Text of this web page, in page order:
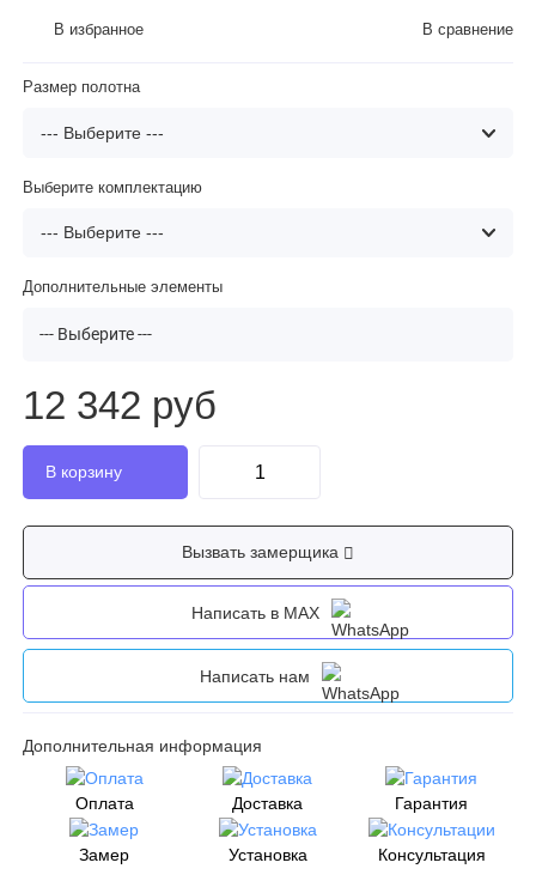
В избранное В сравнение
Размер полотна
Выберите комплектацию
Дополнительные элементы
--- Выберите ---
12 342 руб
Вызвать замерщика
Написать в MAX
Написать нам
Дополнительная информация
Оплата Доставка Гарантия
Замер Установка Консультация